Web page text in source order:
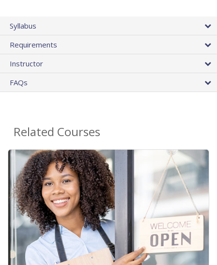
Syllabus
Requirements
Instructor
FAQs
Related Courses